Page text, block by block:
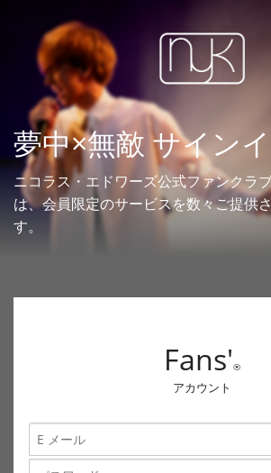
夢中×無敵 サイン
ニコラス・エドワーズ公式ファンクラ
は、会員限定のサービスを数々ご提供
す。
Fans'®
アカウント